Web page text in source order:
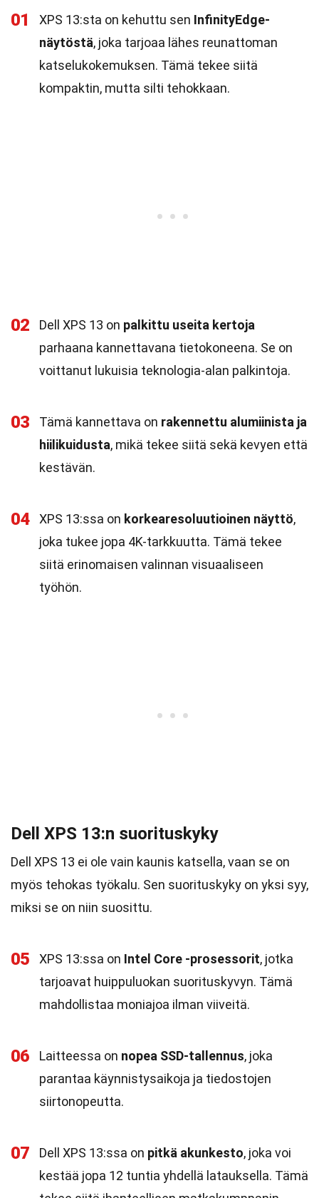
01 XPS 13:sta on kehuttu sen InfinityEdge-
näytöstä, joka tarjoaa lähes reunattoman
katselukokemuksen. Tämä tekee siitä
kompaktin, mutta silti tehokkaan.
02 Dell XPS 13 on palkittu useita kertoja
parhaana kannettavana tietokoneena. Se on
voittanut lukuisia teknologia-alan palkintoja.
03 Tämä kannettava on rakennettu alumiinista ja
hiilikuidusta, mikä tekee siitä sekä kevyen että
kestävän.
04 XPS 13:ssa on korkearesoluutioinen näyttö,
joka tukee jopa 4K-tarkkuutta. Tämä tekee
siitä erinomaisen valinnan visuaaliseen
työhön.
Dell XPS 13:n suorituskyky
Dell XPS 13 ei ole vain kaunis katsella, vaan se on
myös tehokas työkalu. Sen suorituskyky on yksi syy,
miksi se on niin suosittu.
05 XPS 13:ssa on Intel Core -prosessorit, jotka
tarjoavat huippuluokan suorituskyvyn. Tämä
mahdollistaa moniajoa ilman viiveitä.
06 Laitteessa on nopea SSD-tallennus, joka
parantaa käynnistysaikoja ja tiedostojen
siirtonopeutta.
07 Dell XPS 13:ssa on pitkä akunkesto, joka voi
kestää jopa 12 tuntia yhdellä latauksella. Tämä